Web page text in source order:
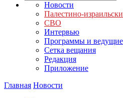
Новости
Палестино-
СВО
Интервью
Программы и ведущие
Сетка вещания
Редакция
Приложение
Главная Новости